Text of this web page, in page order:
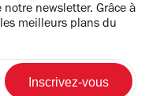
newsletter. Grâce à
meilleurs plans du